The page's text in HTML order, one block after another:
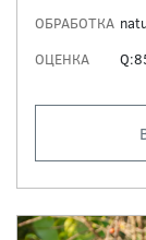
ОБРАБОТКА
ОЦЕНКА